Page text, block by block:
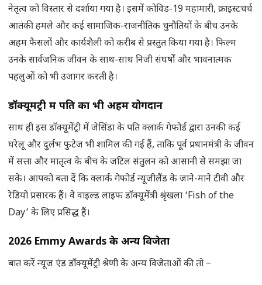
नेतृत्व को विस्तार से दर्शाया गया है। इसमें कोविड-19 महामारी, क्राइस्टचर्च
आतंकी हमले और कई सामाजिक-राजनीतिक चुनौतियों के बीच उनके
अहम फैसलों और कार्यशैली को करीब से प्रस्तुत किया गया है। फिल्म
उनके सार्वजनिक जीवन के साथ-साथ निजी संघर्षों और भावनात्मक
पहलुओं को भी उजागर करती है।
डॉक्यूमेंट्री में पति का भी अहम योगदान
साथ ही इस डॉक्यूमेंट्री में जेसिंडा के पति क्लार्क गेफोर्ड द्वारा उनकी कई
घरेलू और दुर्लभ फुटेज भी शामिल की गई हैं, ताकि पूर्व प्रधानमंत्री के जीवन
में सत्ता और मातृत्व के बीच के जटिल संतुलन को आसानी से समझा जा
सके। आपको बता दें कि क्लार्क गेफोर्ड न्यूजीलैंड के जाने-माने टीवी और
रेडियो प्रसारक हैं। वे वाइल्ड लाइफ डॉक्यूमेंत्री श्रृंखला ‘Fish of the
Day’ के लिए प्रसिद्ध हैं।
2026 Emmy Awards के अन्य विजेता
बात करें न्यूज एंड डॉक्यूमेंट्री श्रेणी के अन्य विजेताओं की तो –